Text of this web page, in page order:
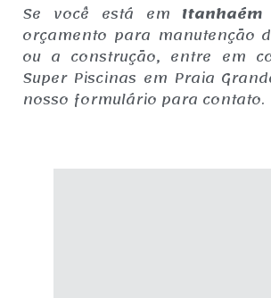
Se você está em Itanhaém
orçamento para manutenção
ou a construção, entre em
Super Piscinas em Praia
nosso formulário para contato.